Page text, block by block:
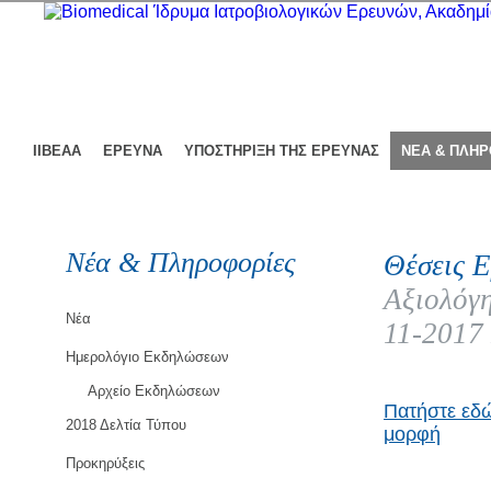
ΙΙΒΕΑΑ ΕΡΕΥΝΑ ΥΠΟΣΤΗΡΙΞΗ ΤΗΣ ΕΡΕΥΝΑΣ ΝΕΑ &
Νέα & Πληροφορίες
Νέα
Ημερολόγιο Εκδηλώσεων
Αρχείο Εκδηλώσεων
2018 Δελτία Τύπου
Προκηρύξεις
Θέσεις
11-2017
Πατήστε
μορφή